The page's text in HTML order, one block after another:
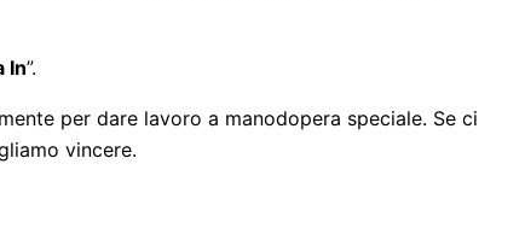
In”.
per dare lavoro a manodopera speciale. Se ci
vincere.